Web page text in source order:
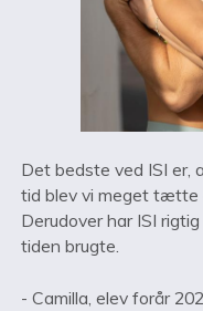
Det bedste ved ISI er,
tid blev vi meget tætte
Derudover har ISI
tiden brugte.
- Camilla, elev forår